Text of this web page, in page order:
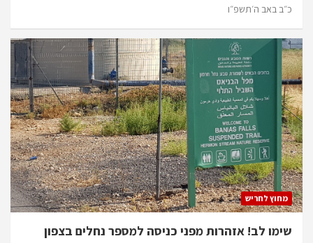
כ״ב באב ה׳תשפ״ו
מחוץ לחריש
שימו לב! אזהרות מפני כניסה למספר נחלים בצפון